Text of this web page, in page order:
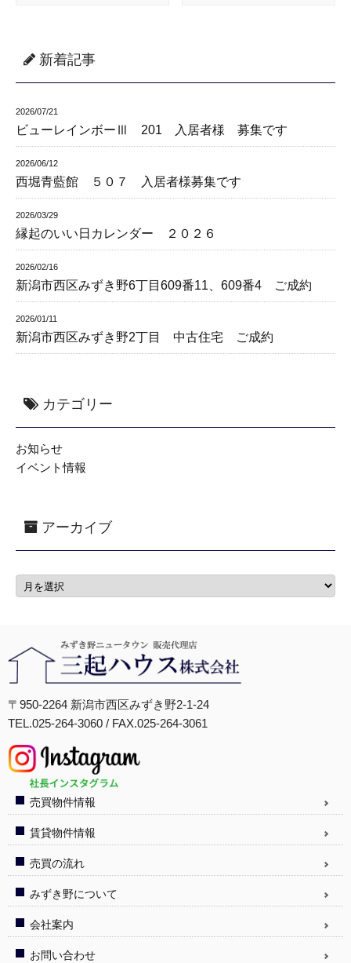
新着記事
2026/07/21
ビューレインボーⅢ 201 入居者様 募集です
2026/06/12
西堀青藍館 ５０７ 入居者様募集です
2026/03/29
縁起のいい日カレンダー ２０２６
2026/02/16
新潟市西区みずき野6丁目609番11、609番4 ご成約
2026/01/11
新潟市西区みずき野2丁目 中古住宅 ご成約
カテゴリー
お知らせ
イベント情報
アーカイブ
〒950-2264 新潟市西区みずき野2-1-24
TEL.025-264-3060 / FAX.025-264-3061
売買物件情報
賃貸物件情報
売買の流れ
みずき野について
会社案内
お問い合わせ